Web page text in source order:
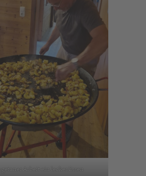
getaner Arbeit ein leckes Essen